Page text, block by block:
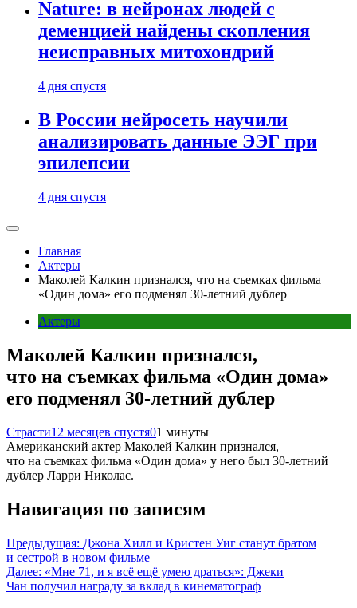
Nature: в нейронах людей с
деменцией найдены скопления
неисправных митохондрий
4 дня спустя
В России нейросеть научили
анализировать данные ЭЭГ при
эпилепсии
4 дня спустя
Главная
Актеры
Маколей Калкин признался, что на съемках фильма
«Один дома» его подменял 30-летний дублер
Актеры
Маколей Калкин признался,
что на съемках фильма «Один дома»
его подменял 30-летний дублер
Страсти12 месяцев спустя01 минуты
Американский актер Маколей Калкин признался,
что на съемках фильма «Один дома» у него был 30-летний
дублер Ларри Николас.
Навигация по записям
Предыдущая: Джона Хилл и Кристен Уиг станут братом
и сестрой в новом фильме
Далее: «Мне 71, и я всё ещё умею драться»: Джеки
Чан получил награду за вклад в кинематограф